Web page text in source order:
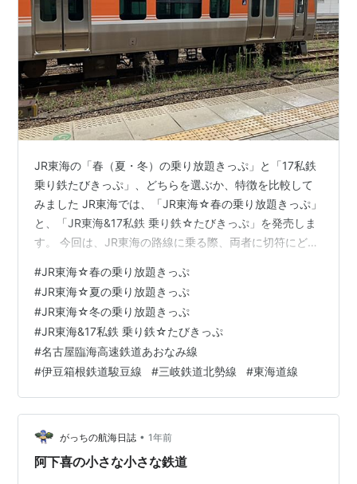
JR東海の「春（夏・冬）の乗り放題きっぷ」と「17私鉄
乗り鉄たびきっぷ」、どちらを選ぶか、特徴を比較して
みました JR東海では、「JR東海☆春の乗り放題きっぷ」
と、「JR東海&17私鉄 乗り鉄☆たびきっぷ」を発売しま
す。 今回は、JR東海の路線に乗る際、両者に切符にどの
を見てみました。 なお、「JR東海&17私鉄 乗り鉄☆たび
きっぷ」は、2026年３月までは大井川鐵道を除いた「16
私鉄」となっていますので、ご了承ください。 「JR東海
☆春の乗り放題きっぷ」の特徴 〇期間限定発売 〇「JR
東海☆春の乗り放題きっぷ」は、2026年2月28日～4月…
#JR東海☆春の乗り放題きっぷ
#JR東海☆夏の乗り放題きっぷ
#JR東海☆冬の乗り放題きっぷ
#JR東海&17私鉄 乗り鉄☆たびきっぷ
#名古屋臨海高速鉄道あおなみ線
#伊豆箱根鉄道駿豆線 #三岐鉄道北勢線 #東海道線
がっちの航海日誌 • 1年前
阿下喜の小さな小さな鉄道